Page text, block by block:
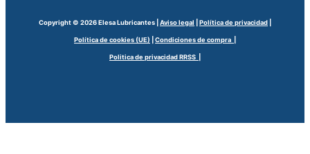
Copyright © 2026 Elesa Lubricantes | Aviso legal Política de privacidad
Política de cookies (UE) Condiciones de compra |
Politica de privacidad RRSS |